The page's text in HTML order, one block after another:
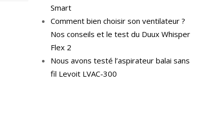
Smart
Comment bien choisir son ventilateur ?
Nos conseils et le test du Duux Whisper
Flex 2
Nous avons testé l’aspirateur balai sans
fil Levoit LVAC-300